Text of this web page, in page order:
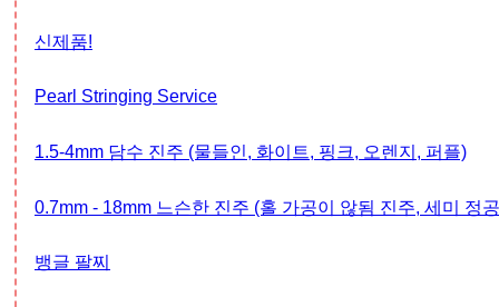
신제품!
Pearl Stringing Service
1.5-4mm 담수 진주 (물들인, 화이트, 핑크, 오렌지, 퍼플)
0.7mm - 18mm 느슨한 진주 (홀 가공이 않됨 진주, 세미 정
뱅글 팔찌